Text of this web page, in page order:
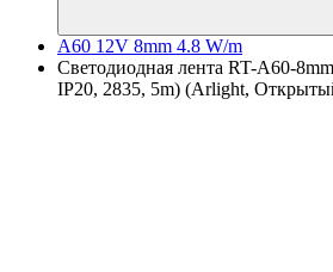
A60 12V 8mm 4.8 W/m
Светодиодная лента RT-A60-
IP20, 2835, 5m) (Arlight,